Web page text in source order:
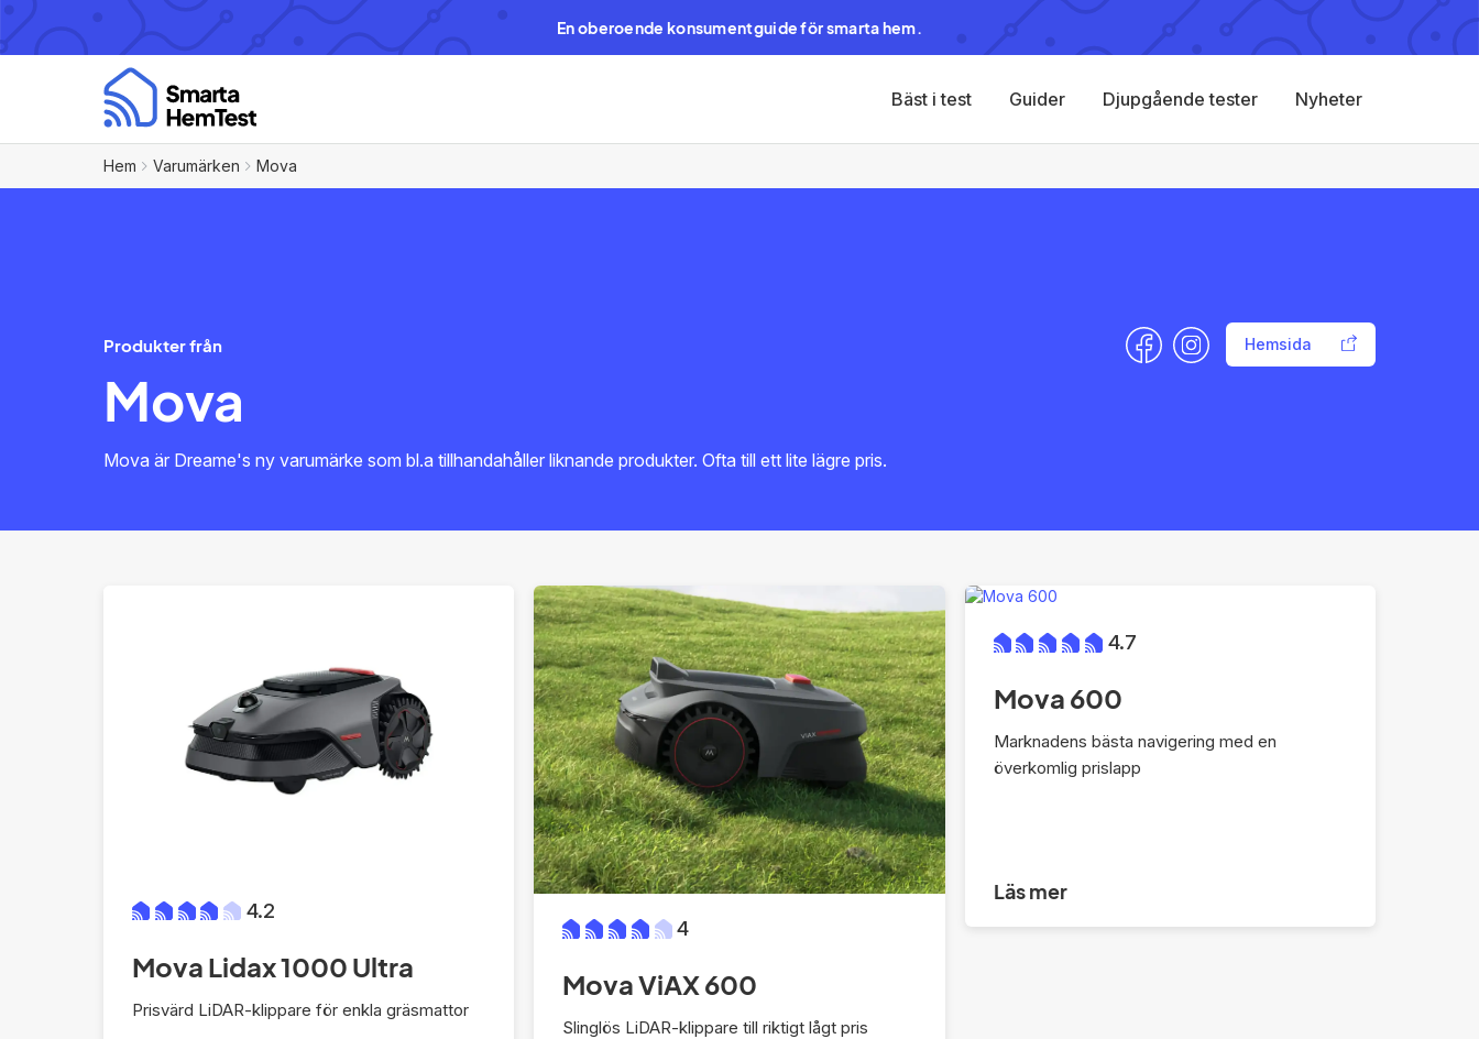
En oberoende konsumentguide för smarta hem.
Bäst i test Guider Djupgående tester Nyheter
Hem Varumärken Mova
Produkter från
Mova
Hemsida
Mova är Dreame's ny varumärke som bl.a tillhandahåller liknande produkter. Ofta till ett lite lägre pris.
4.2
Mova Lidax 1000 Ultra
Prisvärd LiDAR-klippare för enkla gräsmattor
4
Mova ViAX 600
Slinglös LiDAR-klippare till riktigt lågt pris
4.7
Mova 600
Marknadens bästa navigering med en
överkomlig prislapp
Läs mer